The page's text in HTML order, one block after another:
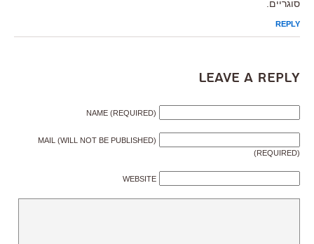
סוגריים.
REPLY
Leave a Reply
NAME (REQUIRED)
MAIL (WILL NOT BE PUBLISHED)
(REQUIRED)
WEBSITE